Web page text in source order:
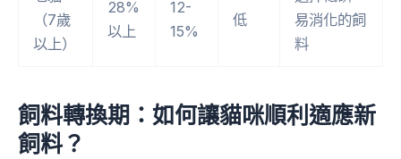
（7歲
以上）
28%
以上
12-
15%
低
易消化的飼
料
飼料轉換期：如何讓貓咪順利適應新
飼料？